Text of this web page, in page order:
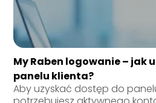
My Raben logowanie – jak
panelu klienta?
Aby uzyskać dostęp do